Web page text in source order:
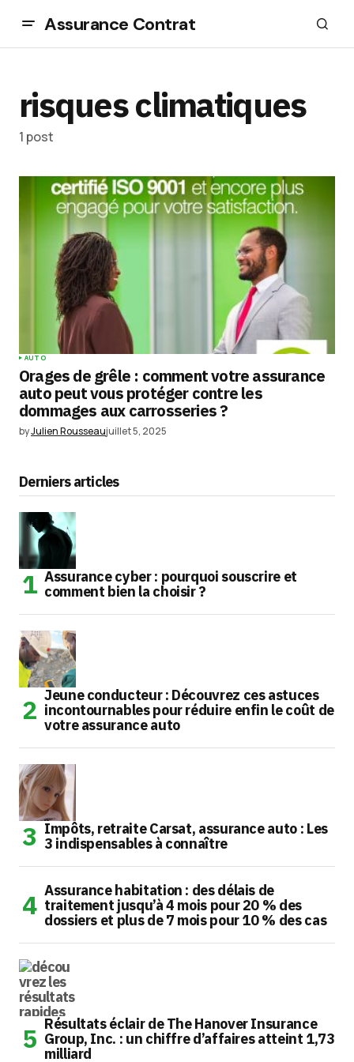
Assurance Contrat
risques climatiques
1 post
AUTO
Orages de grêle : comment votre assurance
auto peut vous protéger contre les
dommages aux carrosseries ?
byJulien Rousseaujuillet 5, 2025
Derniers articles
Assurance cyber : pourquoi souscrire et
comment bien la choisir ?
Jeune conducteur : Découvrez ces astuces
incontournables pour réduire enfin le coût de
votre assurance auto
Impôts, retraite Carsat, assurance auto : Les
3 indispensables à connaître
Assurance habitation : des délais de
traitement jusqu’à 4 mois pour 20 % des
dossiers et plus de 7 mois pour 10 % des cas
Résultats éclair de The Hanover Insurance
Group, Inc. : un chiffre d’affaires atteint 1,73
milliard